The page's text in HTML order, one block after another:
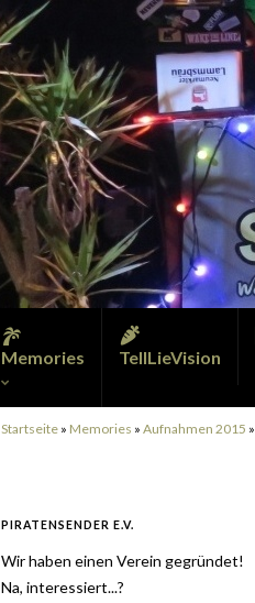
Memories TellLieVision
Startseite » Memories » Aufnahmen 2015 »
PIRATENSENDER E.V.
Wir haben einen Verein gegründet!
Na, interessiert...?